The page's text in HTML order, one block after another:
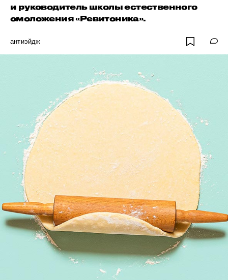
и руководитель школы естественного
омоложения «Ревитоника».
антиэйдж